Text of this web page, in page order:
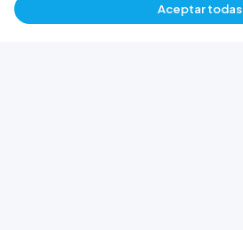
Aceptar todas